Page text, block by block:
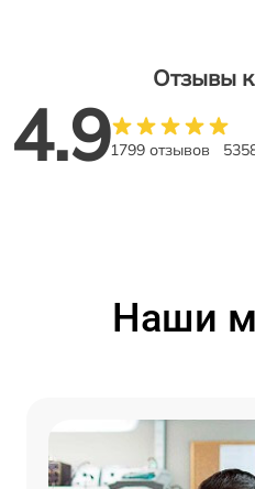
Отзывы
4.91799 отзывов
Наши